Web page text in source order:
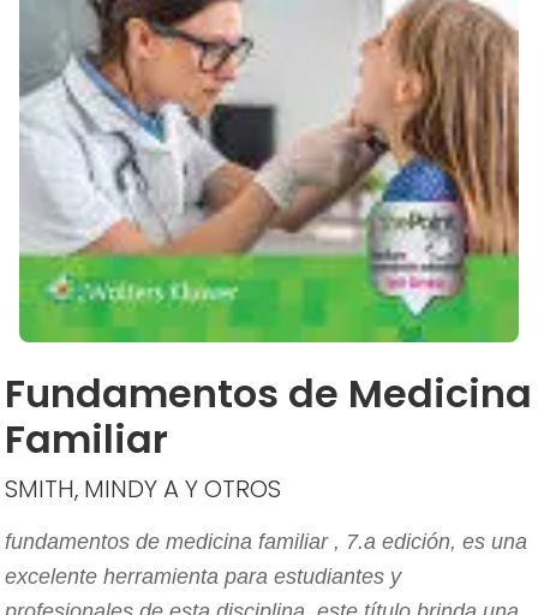
Fundamentos de Medicina
Familiar
SMITH, MINDY A Y OTROS
fundamentos de medicina familiar , 7.a edición, es una
excelente herramienta para estudiantes y